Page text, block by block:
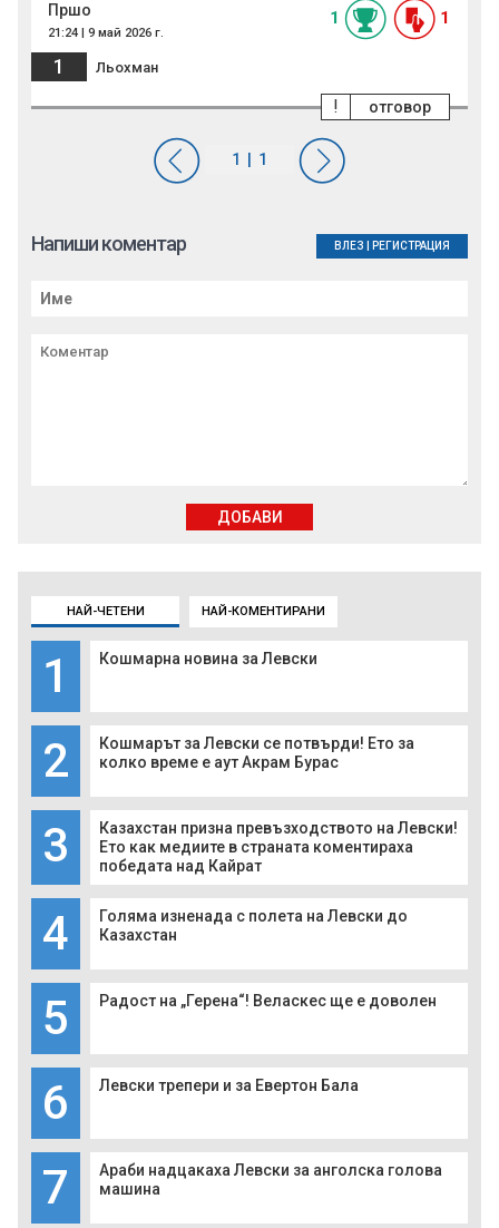
НАЙ-ЧЕТЕНИ НАЙ-КОМЕНТИРАНИ
1 Кошмарна новина за Левски
2
Кошмарът за Левски се потвърди! Ето за
колко време е аут Акрам Бурас
3
Казахстан призна превъзходството на Левски!
Ето как медиите в страната коментираха
победата над Кайрат
4
Голяма изненада с полета на Левски до
Казахстан
5 Радост на „Герена“! Веласкес ще е доволен
6 Левски трепери и за Евертон Бала
7
Араби надцакаха Левски за анголска голова
машина
Пршо
21:24 | 9 май 2026 г.
1 1
1 Льохман
отговор
!
Напиши коментар ВЛЕЗ РЕГИСТРАЦИЯ
ДОБАВИ